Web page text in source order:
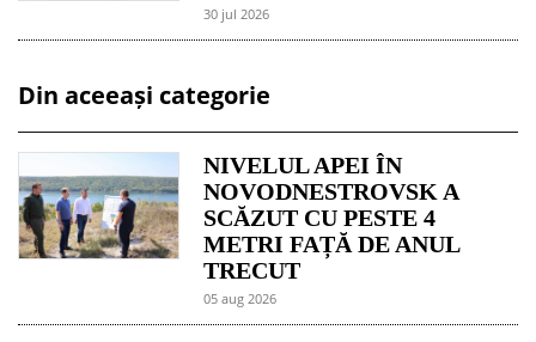
30 jul 2026
Din aceeași categorie
NIVELUL APEI ÎN
NOVODNESTROVSK A
SCĂZUT CU PESTE 4
METRI FAȚĂ DE ANUL
TRECUT
05 aug 2026